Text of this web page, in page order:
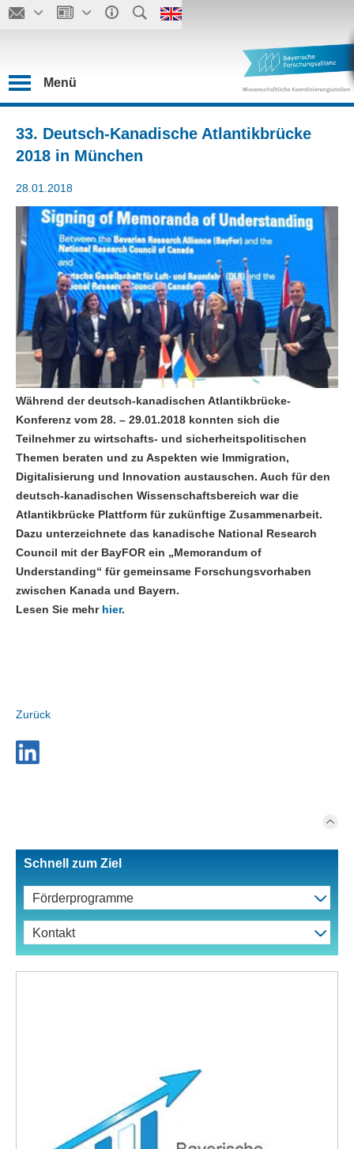
Menü
33. Deutsch-Kanadische Atlantikbrücke
2018 in München
28.01.2018
Während der deutsch-kanadischen Atlantikbrücke-
Konferenz vom 28. – 29.01.2018 konnten sich die
Teilnehmer zu wirtschafts- und sicherheitspolitischen
Themen beraten und zu Aspekten wie Immigration,
Digitalisierung und Innovation austauschen. Auch für den
deutsch-kanadischen Wissenschaftsbereich war die
Atlantikbrücke Plattform für zukünftige Zusammenarbeit.
Dazu unterzeichnete das kanadische National Research
Council mit der BayFOR ein „Memorandum of
Understanding“ für gemeinsame Forschungsvorhaben
zwischen Kanada und Bayern.
Lesen Sie mehr hier.
Zurück
Schnell zum Ziel
Förderprogramme
Kontakt